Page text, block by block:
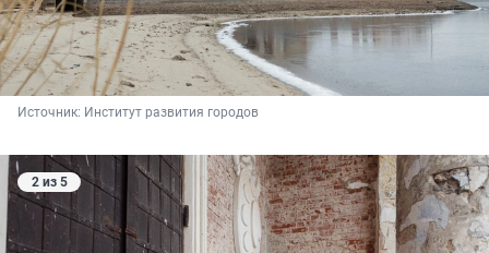
Источник: Институт развития городов
2 из 5